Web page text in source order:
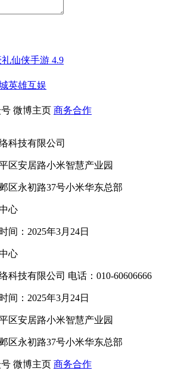
仙侠手游 4.9
英雄互娱
微博主页 商务合作
科技有限公司
区安居路小米智慧产业园
区永初路37号小米华东总部
心
间：2025年3月24日
心
科技有限公司 电话：010-60606666
间：2025年3月24日
区安居路小米智慧产业园
区永初路37号小米华东总部
微博主页 商务合作